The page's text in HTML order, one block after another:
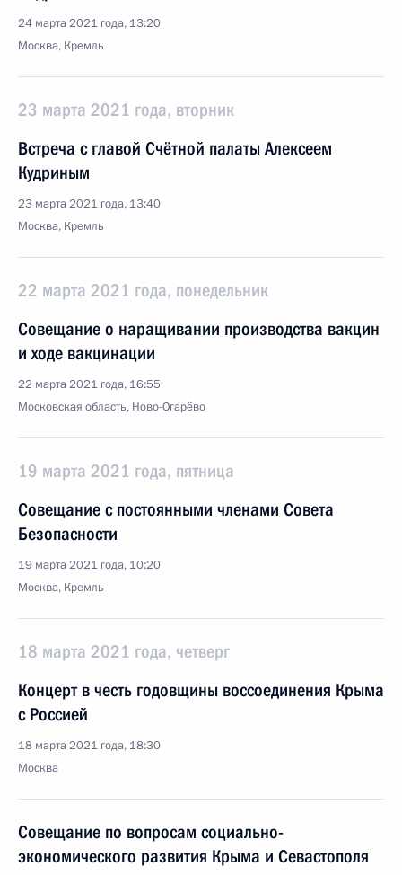
24 марта 2021 года, 13:20
Москва, Кремль
23 марта 2021 года, вторник
Встреча с главой Счётной палаты Алексеем
Кудриным
23 марта 2021 года, 13:40
Москва, Кремль
22 марта 2021 года, понедельник
Совещание о наращивании производства вакцин
и ходе вакцинации
22 марта 2021 года, 16:55
Московская область, Ново-Огарёво
19 марта 2021 года, пятница
Совещание с постоянными членами Совета
Безопасности
19 марта 2021 года, 10:20
Москва, Кремль
18 марта 2021 года, четверг
Концерт в честь годовщины воссоединения Крыма
с Россией
18 марта 2021 года, 18:30
Москва
Совещание по вопросам социально-
экономического развития Крыма и Севастополя